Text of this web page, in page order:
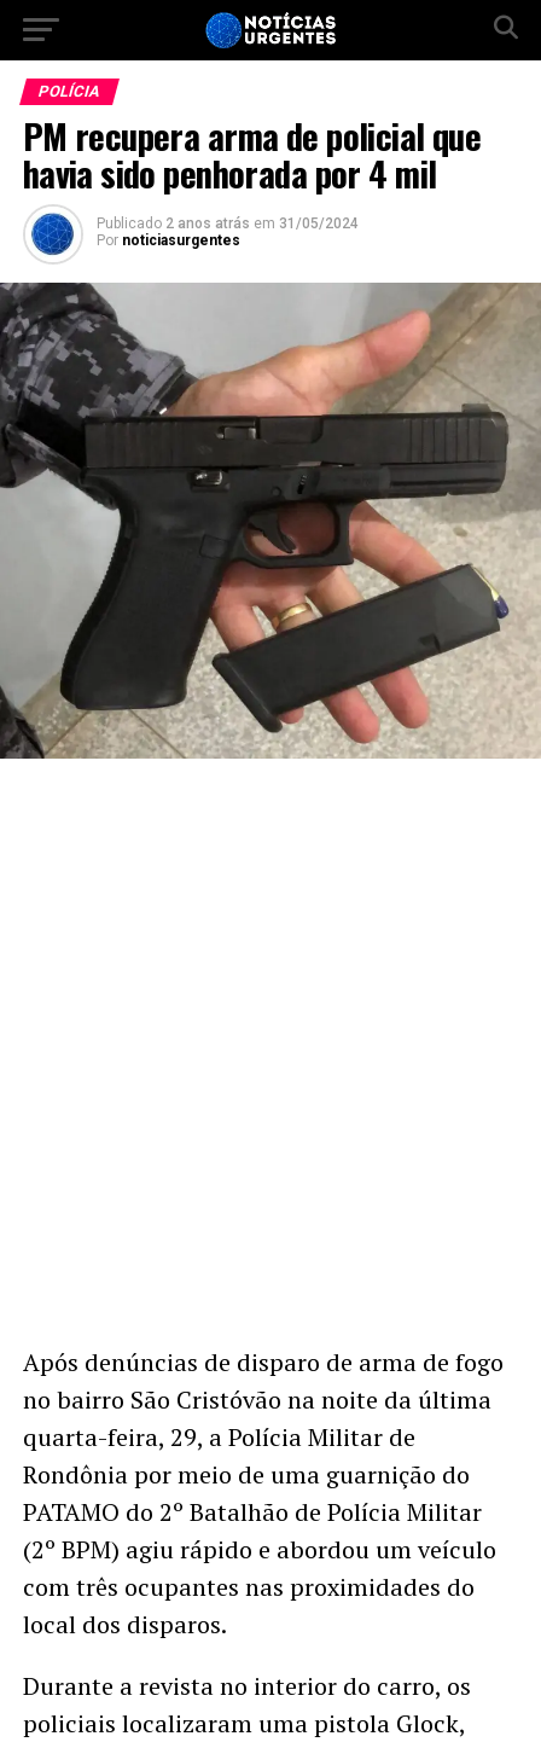
POLÍCIA
PM recupera arma de policial que
havia sido penhorada por 4 mil
Publicado 2 anos atrás em 31/05/2024
Por noticiasurgentes
Após denúncias de disparo de arma de fogo
no bairro São Cristóvão na noite da última
quarta-feira, 29, a Polícia Militar de
Rondônia por meio de uma guarnição do
PATAMO do 2º Batalhão de Polícia Militar
(2º BPM) agiu rápido e abordou um veículo
com três ocupantes nas proximidades do
local dos disparos.
Durante a revista no interior do carro, os
policiais localizaram uma pistola Glock,